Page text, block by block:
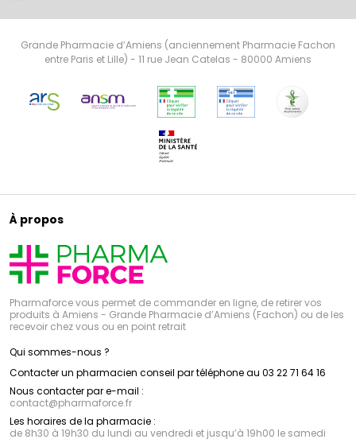
Grande Pharmacie d’Amiens (anciennement Pharmacie Fachon
entre Paris et Lille) - 11 rue Jean Catelas - 80000 Amiens
À propos
Pharmaforce vous permet de commander en ligne, de retirer vos
produits à Amiens - Grande Pharmacie d’Amiens (Fachon) ou de les
recevoir chez vous ou en point retrait
Qui sommes-nous ?
Contacter un pharmacien conseil par téléphone au 03 22 71 64 16
Nous contacter par e-mail :
contact@pharmaforce.fr
Les horaires de la pharmacie :
de 8h30 à 19h30 du lundi au vendredi et jusqu’à 19h00 le samedi